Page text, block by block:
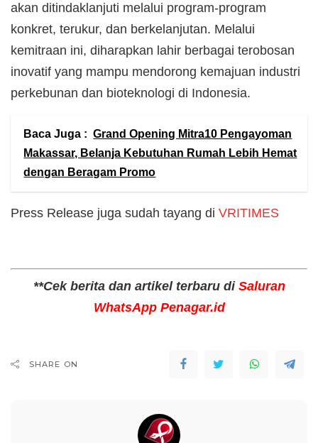
akan ditindaklanjuti melalui program-program
konkret, terukur, dan berkelanjutan. Melalui
kemitraan ini, diharapkan lahir berbagai terobosan
inovatif yang mampu mendorong kemajuan industri
perkebunan dan bioteknologi di Indonesia.
Baca Juga : Grand Opening Mitra10 Pengayoman
Makassar, Belanja Kebutuhan Rumah Lebih Hemat
dengan Beragam Promo
Press Release juga sudah tayang di VRITIMES
**Cek berita dan artikel terbaru di Saluran
WhatsApp Penagar.id
SHARE ON